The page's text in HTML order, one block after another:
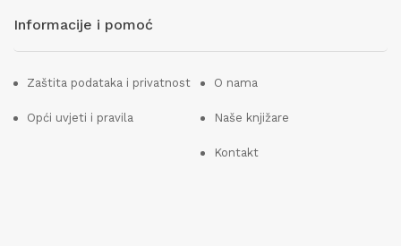
Informacije i pomoć
Zaštita podataka i privatnost
Opći uvjeti i pravila
O nama
Naše knjižare
Kontakt